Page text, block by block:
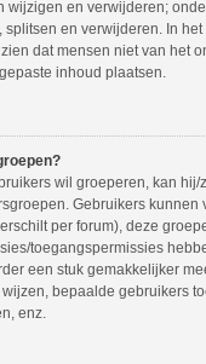
wijzigen en verwijderen;
en verwijderen. In
dat mensen niet van het
inhoud plaatsen.
wil groeperen, kan hij/
Gebruikers kunnen
per forum), deze
toegangspermissies
een stuk gemakkelijker
bepaalde gebruikers
enz.